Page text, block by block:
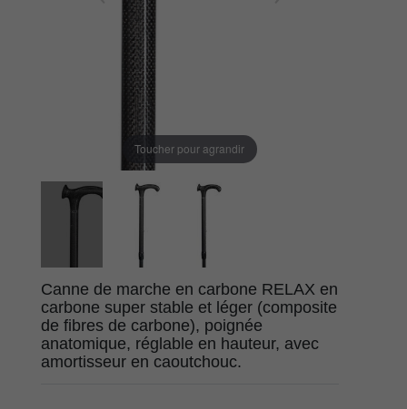
Toucher pour agrandir
Canne de marche en carbone RELAX en
carbone super stable et léger (composite
de fibres de carbone), poignée
anatomique, réglable en hauteur, avec
amortisseur en caoutchouc.